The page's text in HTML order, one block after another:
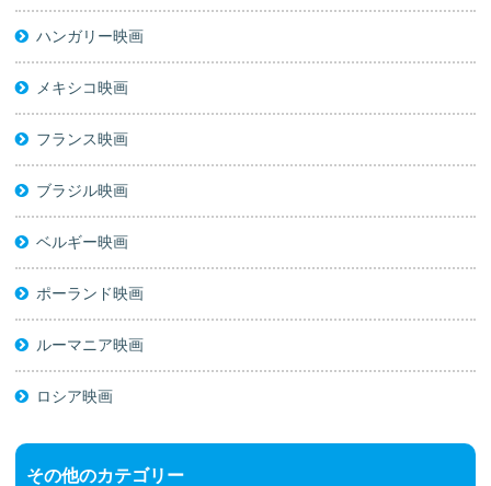
ハンガリー映画
メキシコ映画
フランス映画
ブラジル映画
ベルギー映画
ポーランド映画
ルーマニア映画
ロシア映画
その他のカテゴリー